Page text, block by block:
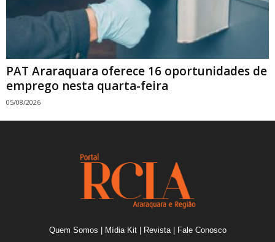
PAT Araraquara oferece 16 oportunidades de
emprego nesta quarta-feira
05/08/2026
Quem Somos Mídia Kit| Revista| Fale Conosco